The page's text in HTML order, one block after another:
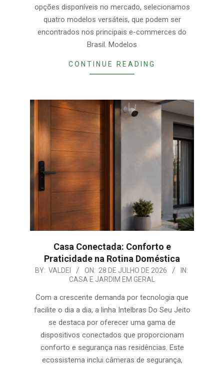
opções disponíveis no mercado, selecionamos
quatro modelos versáteis, que podem ser
encontrados nos principais e-commerces do
Brasil. Modelos
CONTINUE READING
Casa Conectada: Conforto e
Praticidade na Rotina Doméstica
2026-
28
BY: VALDEI ON: 28 DE JULHO DE 2026
IN:
CASA E JARDIM EM GERAL
Com a crescente demanda por tecnologia que
facilite o dia a dia, a linha Intelbras Do Seu Jeito
se destaca por oferecer uma gama de
dispositivos conectados que proporcionam
conforto e segurança nas residências. Este
ecossistema inclui câmeras de segurança,